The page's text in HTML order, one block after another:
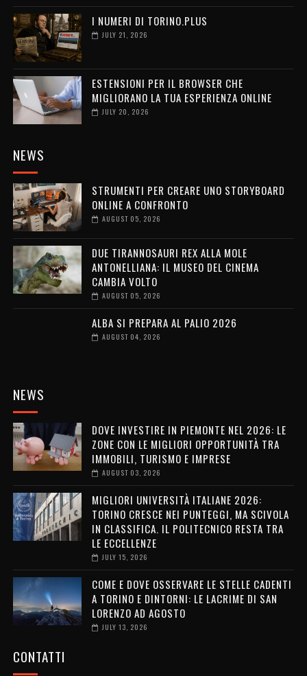
I NUMERI DI TORINO.PLUS
JULY 21, 2026
ESTENSIONI PER IL BROWSER CHE
MIGLIORANO LA TUA ESPERIENZA ONLINE
JULY 20, 2026
NEWS
STRUMENTI PER CREARE UNO STORYBOARD
ONLINE A CONFRONTO
AUGUST 05, 2026
DUE TIRANNOSAURI REX ALLA MOLE
ANTONELLIANA: IL MUSEO DEL CINEMA
CAMBIA VOLTO
AUGUST 05, 2026
ALBA SI PREPARA AL PALIO 2026
AUGUST 04, 2026
NEWS
DOVE INVESTIRE IN PIEMONTE NEL 2026: LE
ZONE CON LE MIGLIORI OPPORTUNITÀ TRA
IMMOBILI, TURISMO E IMPRESE
AUGUST 03, 2026
MIGLIORI UNIVERSITÀ ITALIANE 2026:
TORINO CRESCE NEI PUNTEGGI, MA SCIVOLA
IN CLASSIFICA. IL POLITECNICO RESTA TRA
LE ECCELLENZE
JULY 15, 2026
COME E DOVE OSSERVARE LE STELLE CADENTI
A TORINO E DINTORNI: LE LACRIME DI SAN
LORENZO AD AGOSTO
JULY 13, 2026
CONTATTI